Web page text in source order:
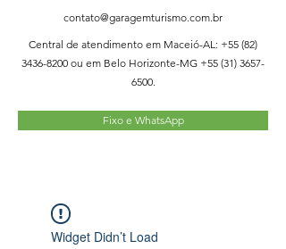
contato@garagemturismo.com.br
Central de atendimento em Maceió-AL: +55 (82)
3436-8200 ou em Belo Horizonte-MG +55 (31) 3657-
6500.
Fixo e WhatsApp
Widget Didn’t Load